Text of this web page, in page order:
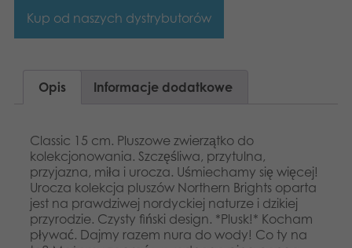
Kup od naszych dystrybutorów
Opis Informacje dodatkowe
Classic 15 cm. Pluszowe zwierzątko do
kolekcjonowania. Szczęśliwa, przytulna,
przyjazna, miła i urocza. Uśmiechamy się więcej!
Urocza kolekcja pluszów Northern Brights oparta
jest na prawdziwej nordyckiej naturze i dzikiej
przyrodzie. Czysty fiński design. *Plusk!* Kocham
pływać. Dajmy razem nura do wody! Co ty na